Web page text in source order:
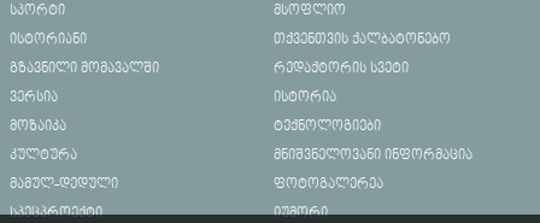
სპორტი
მსოფლიო
ისტორიანი
თქვენთვის ქალბატონებო
გზავნილი მომავალში
რედაქტორის სვეტი
ვერსია
ისტორია
მოზაიკა
ტექნოლოგიები
კულტურა
მნიშვნელოვანი ინფორმაცია
მამულ-დედული
ფოტოგალერეა
სპეცპროექტი
იუმორი